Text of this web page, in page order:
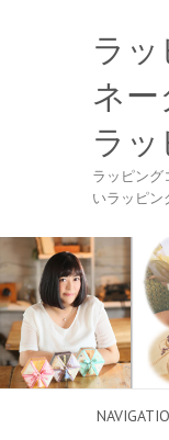
ラッ
ネー
ラ
ラッピング
いラッピン